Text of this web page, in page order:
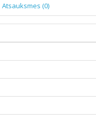
Atsauksmes (0)